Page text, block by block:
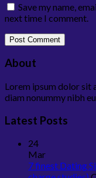
Save my name,
next time I comment.
About
Lorem ipsum dolor sit
diam nonummy nibh
Latest Posts
24
Mar
7 finest Dating